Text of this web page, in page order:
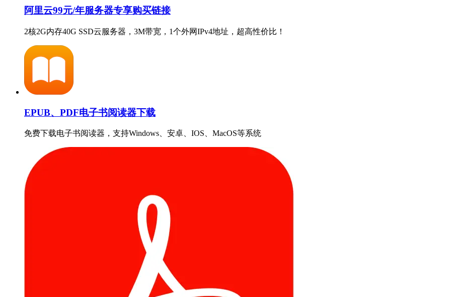
阿里云99元/年服务器专享购买链接
2核2G内存40G SSD云服务器，3M带宽，1个外网IPv4地址，超高性价比！
EPUB、PDF电子书阅读器下载
免费下载电子书阅读器，支持Windows、安卓、IOS、MacOS等系统